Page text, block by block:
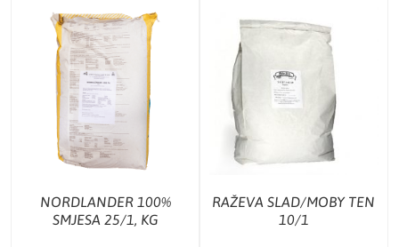
NORDLANDER 100%
SMJESA 25/1, KG
RAŽEVA SLAD/MOBY TEN
10/1